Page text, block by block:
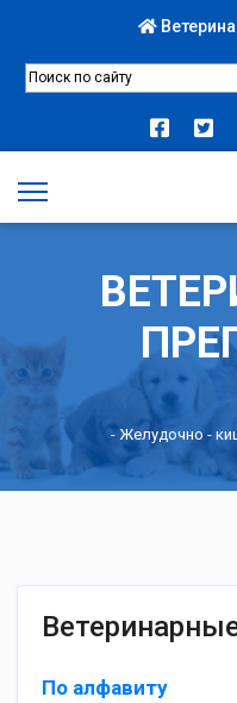
-Желудочно -
По алфавиту